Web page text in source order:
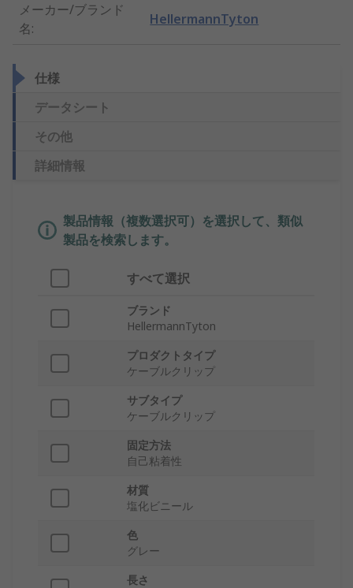
メーカー/ブランド
名:
HellermannTyton
仕様
データシート
その他
詳細情報
製品情報（複数選択可）を選択して、類似
製品を検索します。
すべて選択
ブランド
HellermannTyton
プロダクトタイプ
ケーブルクリップ
サブタイプ
ケーブルクリップ
固定方法
自己粘着性
材質
塩化ビニール
色
グレー
長さ